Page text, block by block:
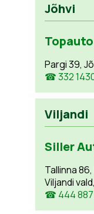
Jõhvi
Pargi 39,
☎ 332
Viljandi
Siller
Tallinna
Viljandi
☎ 444